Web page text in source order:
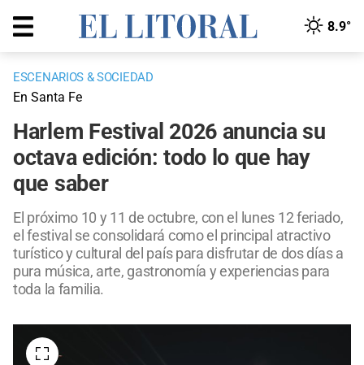
8.9°
ESCENARIOS & SOCIEDAD
En Santa Fe
Harlem Festival 2026 anuncia su
octava edición: todo lo que hay
que saber
El próximo 10 y 11 de octubre, con el lunes 12 feriado,
el festival se consolidará como el principal atractivo
turístico y cultural del país para disfrutar de dos días a
pura música, arte, gastronomía y experiencias para
toda la familia.